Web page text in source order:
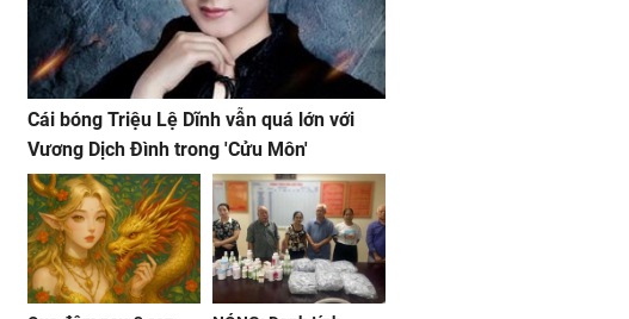
Cái bóng Triệu Lệ Dĩnh vẫn quá lớn với
Vương Dịch Đình trong 'Cửu Môn'